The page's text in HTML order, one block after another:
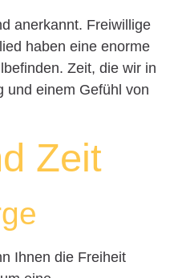
anerkannt. Freiwillige
haben eine enorme
Zeit, die wir in
und einem Gefühl von
Zeit
Ihnen die Freiheit